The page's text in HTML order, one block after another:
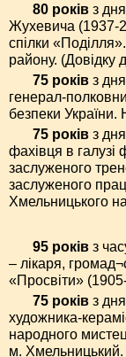
80 роківз
Жухевича (1937-
спілки
району. (Довідку
75 роківз
генерал-
безпеки України.
75 роківз
фахівця в галузі
заслуженого
заслуженого
Хмельницького
95 роківз
– лікаря,
«Просвіти»
75 роківз
художника-
народного
м. Хмельницький.